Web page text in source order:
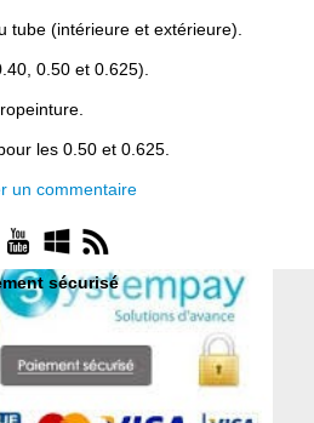
tube (intérieure et extérieure).
0.50 et 0.625).
les 0.50 et 0.625.
un commentaire
sécurisé